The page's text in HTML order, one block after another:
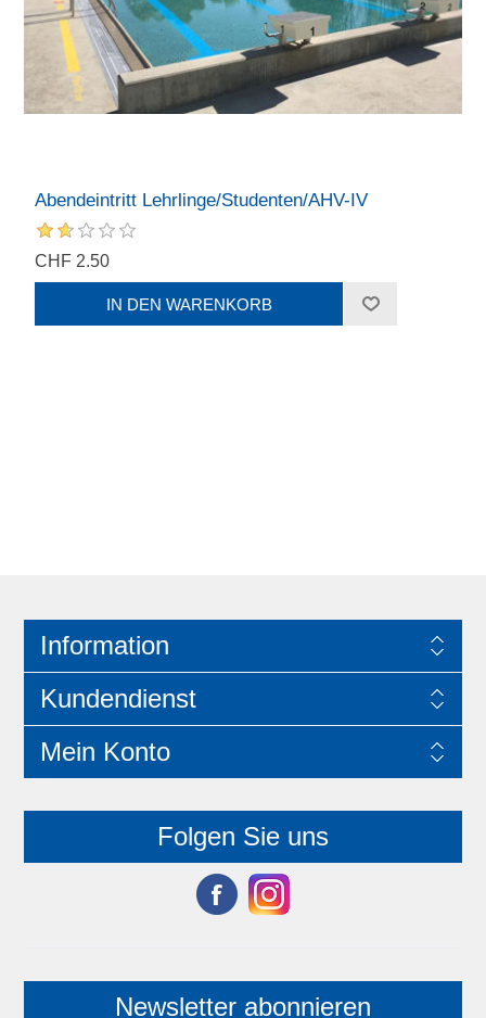
Abendeintritt Lehrlinge/Studenten/AHV-IV
CHF 2.50
Information
Kundendienst
Mein Konto
Folgen Sie uns
Newsletter abonnieren